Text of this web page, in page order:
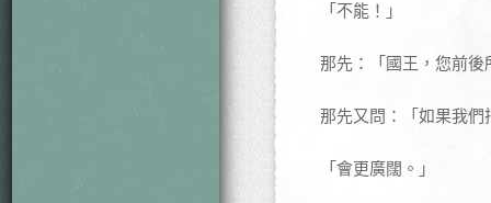
「不能！」
那先：「國王，您前後
那先又問：「如果我
「會更廣闊。」